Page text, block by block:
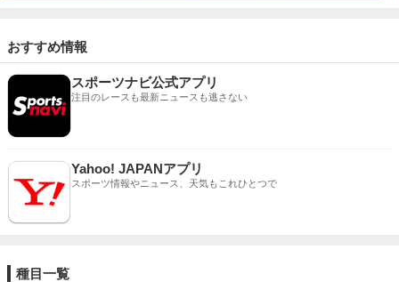
おすすめ情報
スポーツナビ公式アプリ
注目のレースも最新ニュースも逃さない
Yahoo! JAPANアプリ
スポーツ情報やニュース、天気もこれひとつで
種目一覧